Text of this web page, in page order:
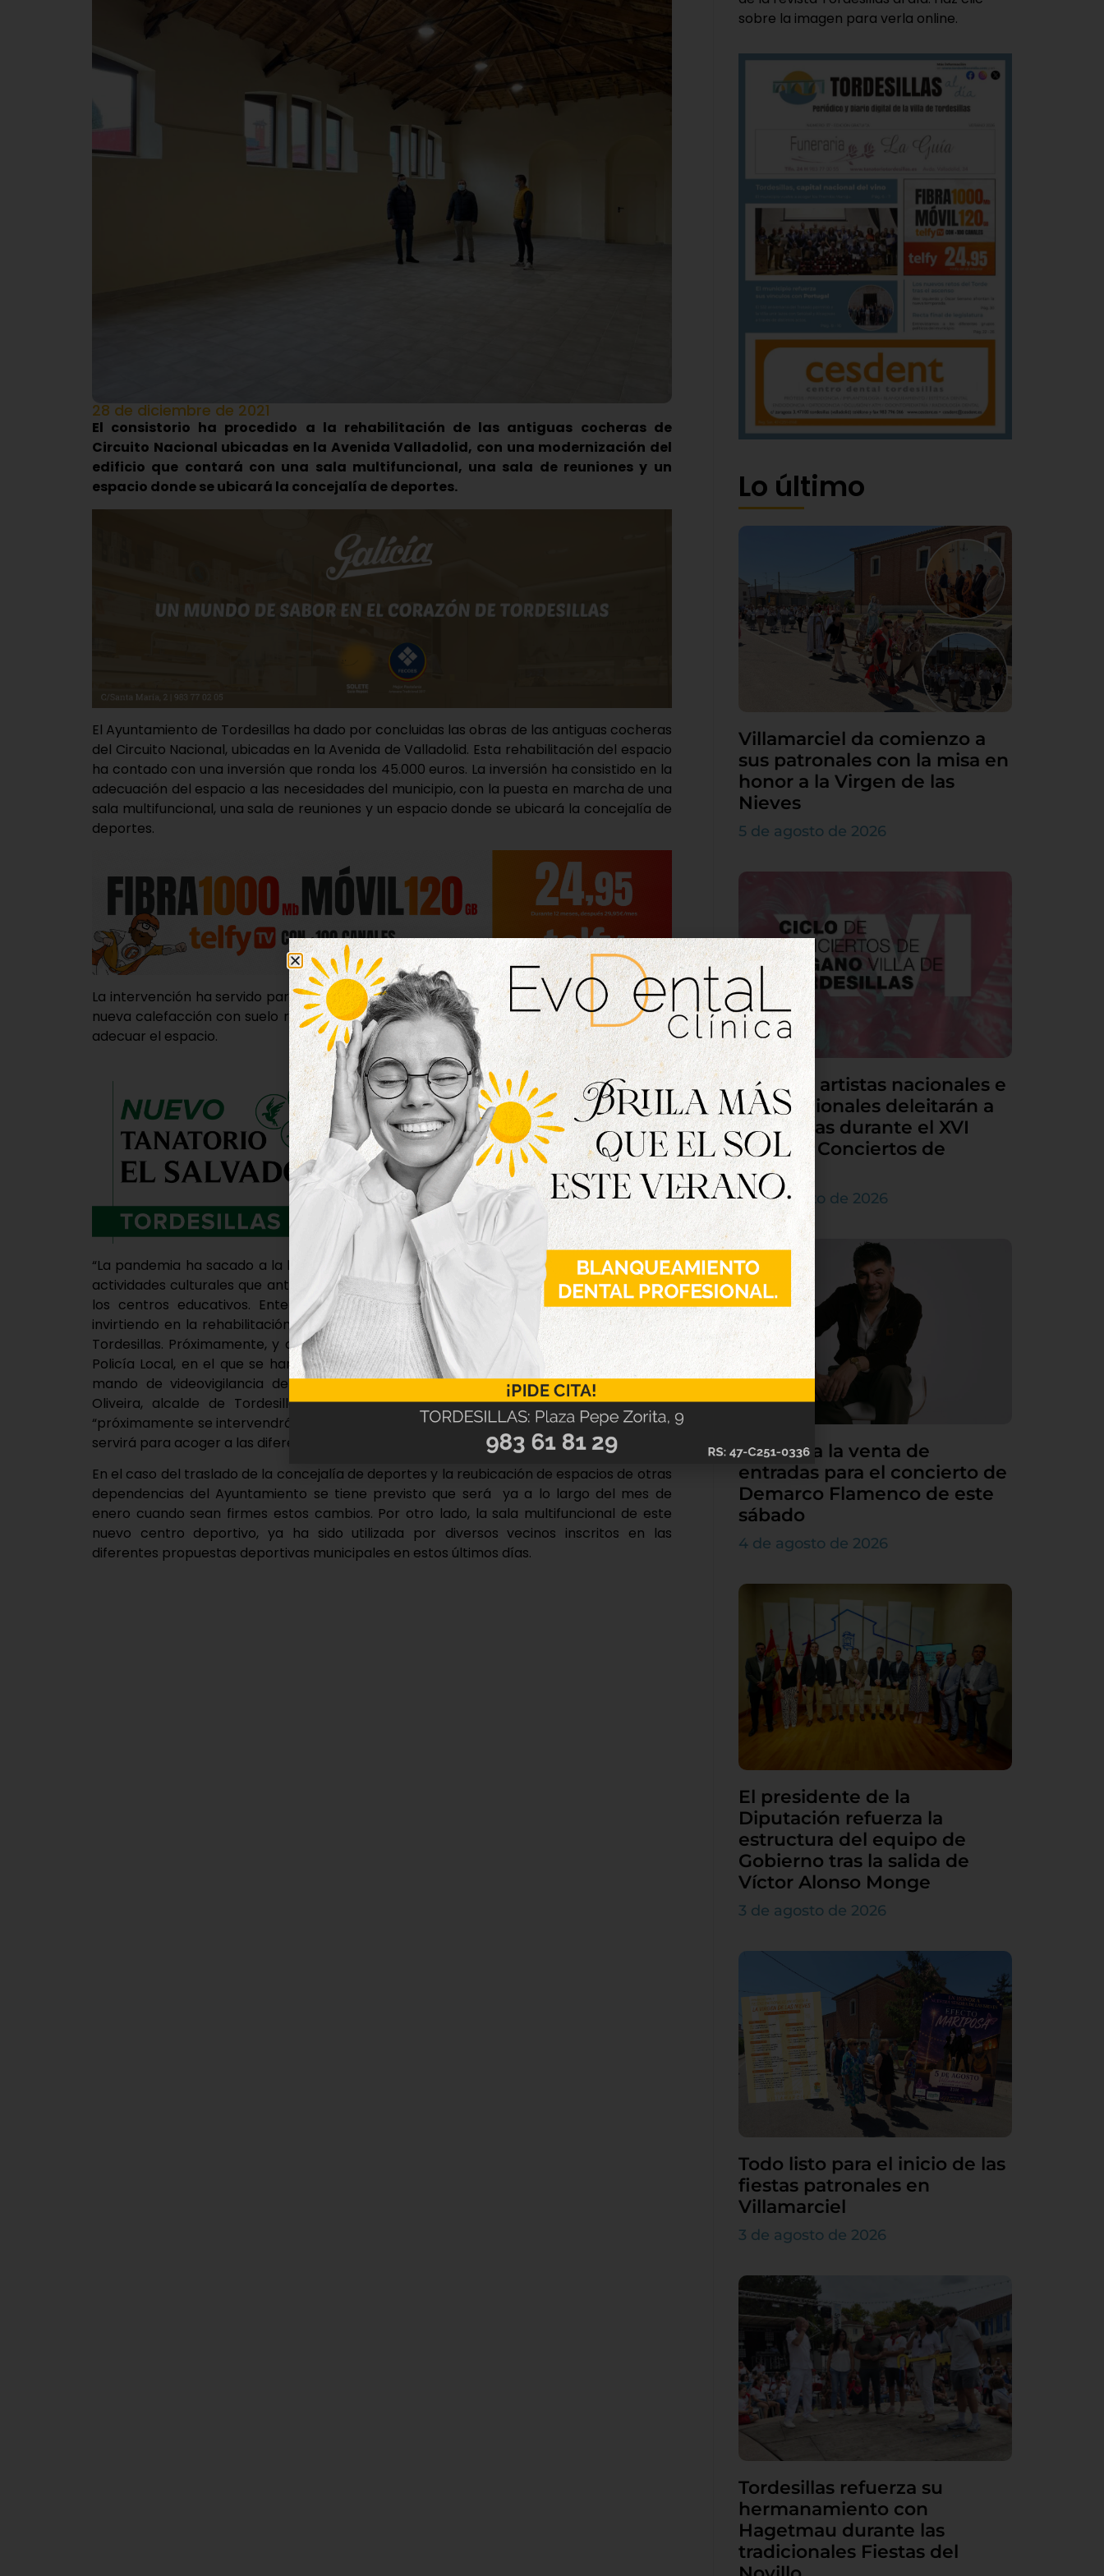
28 de diciembre de 2021
El consistorio ha procedido a la rehabilitación de las antiguas cocheras de
Circuito Nacional ubicadas en la Avenida Valladolid, con una modernización del
edificio que contará con una sala multifuncional, una sala de reuniones y un
espacio donde se ubicará la concejalía de deportes.
El Ayuntamiento de Tordesillas ha dado por concluidas las obras de las antiguas cocheras
del Circuito Nacional, ubicadas en la Avenida de Valladolid. Esta rehabilitación del espacio
ha contado con una inversión que ronda los 45.000 euros. La inversión ha consistido en la
adecuación del espacio a las necesidades del municipio, con la puesta en marcha de una
sala multifuncional, una sala de reuniones y un espacio donde se ubicará la concejalía de
deportes.
La intervención ha servido para poner a punto esta instalación, con la colocación de una
nueva calefacción con suelo radiante, una nueva iluminación, además de mobiliario para
adecuar el espacio.
“La pandemia ha sacado a la luz la falta de estructuras para realizar deporte y diversas
actividades culturales que anteriormente se tenían que realizar en distintos espacios de
los centros educativos. Entendíamos que era necesario dar un uso a este edificio
invirtiendo en la rehabilitación del mismo para mejorar la oferta de infraestructuras en
Tordesillas. Próximamente, y contiguo a este espacio se sumará la nueva comisaría de
Policía Local, en el que se han invertido cerca de 120.000 euros, además del centro de
mando de videovigilancia de cámaras de la localidad” ha confirmado Miguel Ángel
Oliveira, alcalde de Tordesillas. El primer edil también ha querido subrayar como
“próximamente se intervendrá también en el actual Museo del Farol, con un espacio que
servirá para acoger a las diferentes asociaciones musicales municipales”.
En el caso del traslado de la concejalía de deportes y la reubicación de espacios de otras
dependencias del Ayuntamiento se tiene previsto que será ya a lo largo del mes de
enero cuando sean firmes estos cambios. Por otro lado, la sala multifuncional de este
nuevo centro deportivo, ya ha sido utilizada por diversos vecinos inscritos en las
diferentes propuestas deportivas municipales en estos últimos días.
sobre la imagen para verla online.
Lo último
Villamarciel da comienzo a
sus patronales con la misa en
honor a la Virgen de las
Nieves
5 de agosto de 2026
Grandes artistas nacionales e
internacionales deleitarán a
Tordesillas durante el XVI
Ciclo de Conciertos de
Órgano
4 de agosto de 2026
Continúa la venta de
entradas para el concierto de
Demarco Flamenco de este
sábado
4 de agosto de 2026
El presidente de la
Diputación refuerza la
estructura del equipo de
Gobierno tras la salida de
Víctor Alonso Monge
3 de agosto de 2026
Todo listo para el inicio de las
fiestas patronales en
Villamarciel
3 de agosto de 2026
Tordesillas refuerza su
hermanamiento con
Hagetmau durante las
tradicionales Fiestas del